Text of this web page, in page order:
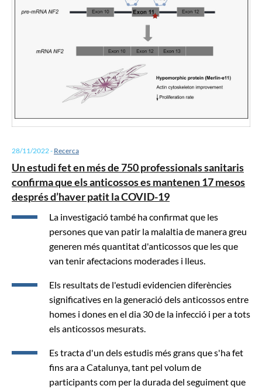
28/11/2022- Recerca
Un estudi fet en més de 750 professionals sanitaris
confirma que els anticossos es mantenen 17 mesos
després d’haver patit la COVID-19
La investigació també ha confirmat que les
persones que van patir la malaltia de manera greu
generen més quantitat d'anticossos que les que
van tenir afectacions moderades i lleus.
Els resultats de l'estudi evidencien diferències
significatives en la generació dels anticossos entre
homes i dones en el dia 30 de la infecció i per a tots
els anticossos mesurats.
Es tracta d'un dels estudis més grans que s'ha fet
fins ara a Catalunya, tant pel volum de
participants com per la durada del seguiment que